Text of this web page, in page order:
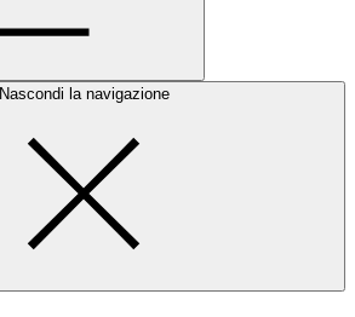
Nascondi la navigazione